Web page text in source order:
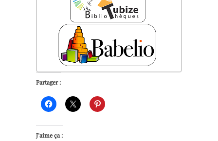
Partager :
J’aime ça :